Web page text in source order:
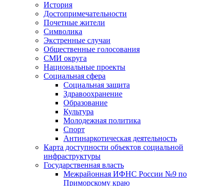
История
Достопримечательности
Почетные жители
Символика
Экстренные случаи
Общественные голосования
СМИ округа
Национальные проекты
Социальная сфера
Социальная защита
Здравоохранение
Образование
Культура
Молодежная политика
Спорт
Антинаркотическая деятельность
Карта доступности объектов социальной
инфраструктуры
Государственная власть
Межрайонная ИФНС России №9 по
Приморскому краю